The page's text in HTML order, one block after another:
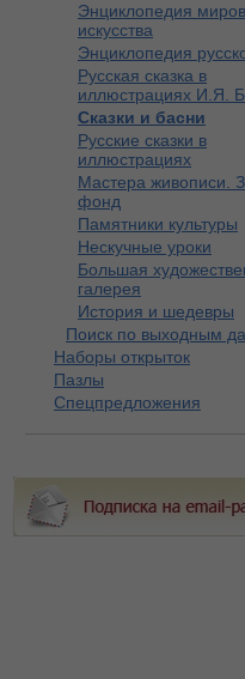
Энциклопедия
искусства
Энциклопедия
Русская сказка в
иллюстрациях И.Я.
Сказки и басни
Русские сказки в
иллюстрациях
Мастера живописи.
фонд
Памятники культуры
Нескучные уроки
Большая
галерея
История и шедевры
Поиск по выходным
Наборы открыток
Пазлы
Спецпредложения